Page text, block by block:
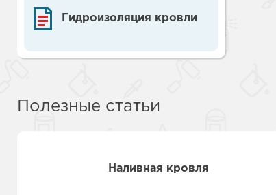
Гидроизоляция кровли
Полезные статьи
Наливная кровля